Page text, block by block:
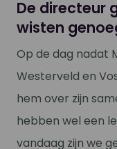
De directeur
wisten
Op de dag nadat
Westerveld en
hem over zijn
hebben wel een
vandaag zijn we